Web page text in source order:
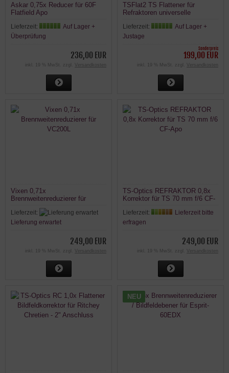
Askar 0,75x Reducer für 60F
Flatfield Apo
Lieferzeit:
Auf Lager +
Überprüfung
236,00 EUR
inkl. 19 % MwSt. zzgl. Versandkosten
TSFlat2 TS Flattener für
Refraktoren universelle
Lieferzeit:
Auf Lager +
Justage
Sonderpreis
199,00 EUR
inkl. 19 % MwSt. zzgl. Versandkosten
Vixen 0,71x
Brennweitenreduzierer für
Lieferzeit:
Lieferung erwartet
249,00 EUR
inkl. 19 % MwSt. zzgl. Versandkosten
TS-Optics REFRAKTOR 0,8x
Korrektor für TS 70 mm f/6 CF-
Lieferzeit:
Lieferzeit bitte
erfragen
249,00 EUR
inkl. 19 % MwSt. zzgl. Versandkosten
NEU